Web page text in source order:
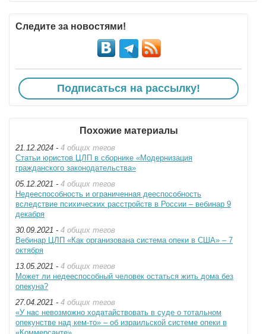
Следите за новостями!
Подписаться на рассылку!
Похожие материалы
21.12.2024 - 4 общих тегов
Статьи юристов ЦЛП в сборнике «Модернизация
гражданского законодательства»
05.12.2021 - 4 общих тегов
Недееспособность и ограниченная дееспособность
вследствие психических расстройств в России – вебинар 9
декабря
30.09.2021 - 4 общих тегов
Вебинар ЦЛП «Как организована система опеки в США» – 7
октября
13.05.2021 - 4 общих тегов
Может ли недееспособный человек остаться жить дома без
опекуна?
27.04.2021 - 4 общих тегов
«У нас невозможно ходатайствовать в суде о тотальном
опекунстве над кем-то» – об израильской системе опеки в